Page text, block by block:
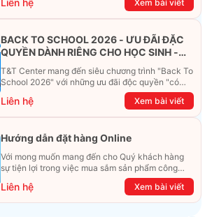
Liên hệ Xem bài viết
BACK TO SCHOOL 2026 - ƯU ĐÃI ĐẶC
QUYỀN DÀNH RIÊNG CHO HỌC SINH -
T&T Center mang đến siêu chương trình "Back To
School 2026" với những ưu đãi độc quyền "có
một không hai". Đừng để chiếc ví phải "ét-ô-ét",
cùng khám phá ngay ưu đãi siêu khủng dưới đây
nhé!
Liên hệ Xem bài viết
Hướng dẫn đặt hàng Online
Với mong muốn mang đến cho Quý khách hàng
sự tiện lợi trong việc mua sắm sản phẩm công
nghệ từ xa. Trong bài viết này, T&T Center sẽ
hướng dẫn chi tiết cách mua hàng trực tuyến qua
các kênh online Website, Zalo, Messenger và
Liên hệ Xem bài viết